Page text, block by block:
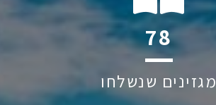
123
מגזינים שנשלחו